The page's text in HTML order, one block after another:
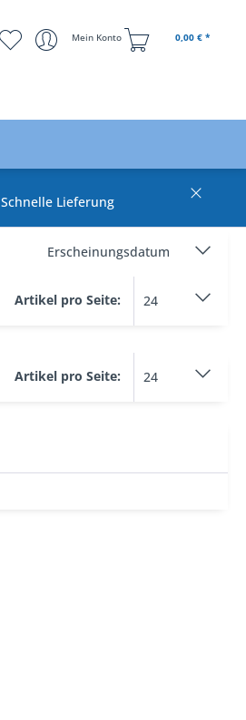
Mein Konto 0,00 € *
Schnelle Lieferung
Artikel pro Seite:
Artikel pro Seite: